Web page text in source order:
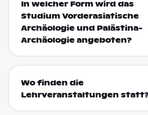
In welcher Form wird das
Studium Vorderasiatische
Archäologie und Palästina-
Archäologie angeboten?
Wo finden die
Lehrveranstaltungen